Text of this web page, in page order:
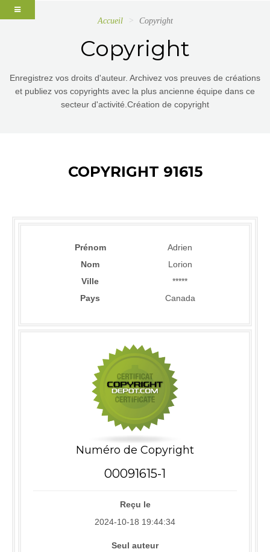
Accueil Copyright
Copyright
Enregistrez vos droits d'auteur. Archivez vos preuves de créations
et publiez vos copyrights avec la plus ancienne équipe dans ce
secteur d'activité.Création de copyright
COPYRIGHT 91615
Prénom
Adrien
Nom
Lorion
Ville
*****
Pays
Canada
Numéro de Copyright
00091615-1
Reçu le
2024-10-18 19:44:34
Seul auteur